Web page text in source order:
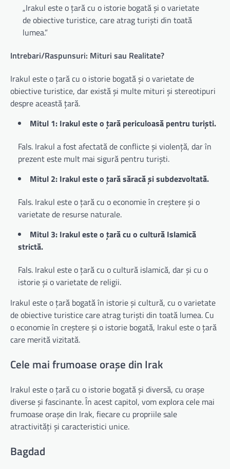
„Irakul este o țară cu o istorie bogată și o varietate
de obiective turistice, care atrag turiști din toată
lumea.”
Intrebari/Raspunsuri: Mituri sau Realitate?
Irakul este o țară cu o istorie bogată și o varietate de
obiective turistice, dar există și multe mituri și stereotipuri
despre această țară.
Mitul 1: Irakul este o țară periculoasă pentru turiști.
Fals. Irakul a fost afectată de conflicte și violență, dar în
prezent este mult mai sigură pentru turiști.
Mitul 2: Irakul este o țară săracă și subdezvoltată.
Fals. Irakul este o țară cu o economie în creștere și o
varietate de resurse naturale.
Mitul 3: Irakul este o țară cu o cultură Islamică
strictă.
Fals. Irakul este o țară cu o cultură islamică, dar și cu o
istorie și o varietate de religii.
Irakul este o țară bogată în istorie și cultură, cu o varietate
de obiective turistice care atrag turiști din toată lumea. Cu
o economie în creștere și o istorie bogată, Irakul este o țară
care merită vizitată.
Cele mai frumoase orașe din Irak
Irakul este o țară cu o istorie bogată și diversă, cu orașe
diverse și fascinante. În acest capitol, vom explora cele mai
frumoase orașe din Irak, fiecare cu propriile sale
atractivități și caracteristici unice.
Bagdad